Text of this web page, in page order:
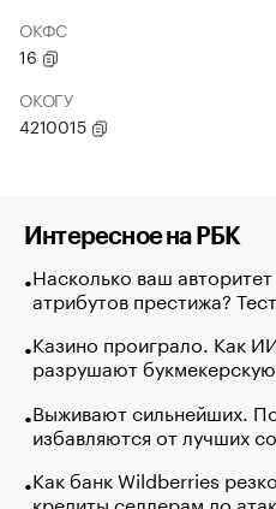
ОКФС
16
ОКОГУ
4210015
Интересное на РБК
Насколько ваш
атрибутов престижа?
Казино проиграло. Как
разрушают
Выживают сильнейших.
избавляются от лучших
Как банк Wildberries
кредиты селлерам до